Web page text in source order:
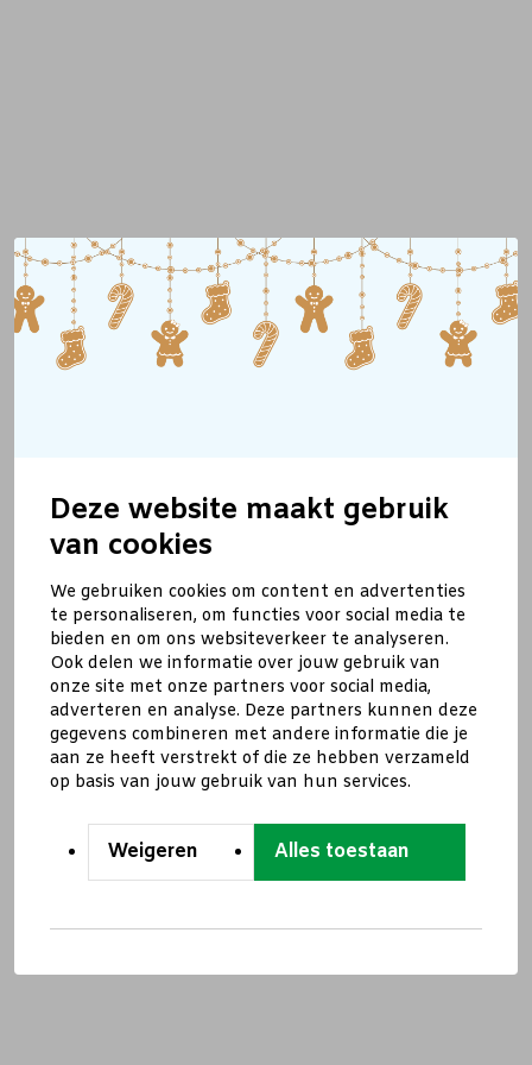
Deze website maakt gebruik
van cookies
We gebruiken cookies om content en advertenties
te personaliseren, om functies voor social media te
bieden en om ons websiteverkeer te analyseren.
Ook delen we informatie over jouw gebruik van
onze site met onze partners voor social media,
adverteren en analyse. Deze partners kunnen deze
gegevens combineren met andere informatie die je
aan ze heeft verstrekt of die ze hebben verzameld
op basis van jouw gebruik van hun services.
Weigeren Alles toestaan